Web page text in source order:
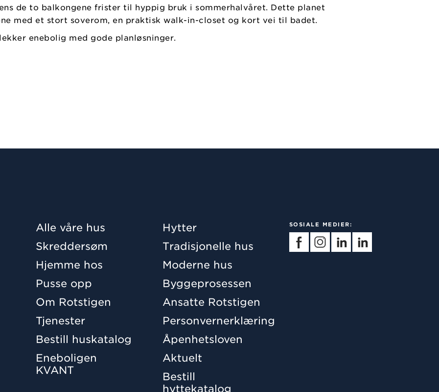
de to balkongene frister til hyppig bruk i sommerhalvåret. Dette planet
med et stort soverom, en praktisk walk-in-closet og kort vei til badet.
enebolig med gode planløsninger.
Alle våre hus
Hytter
Skreddersøm
Tradisjonelle hus
Hjemme hos
Moderne hus
Pusse opp
Byggeprosessen
Om Rotstigen
Ansatte Rotstigen
Tjenester
Personvernerklæring
Bestill huskatalog
Åpenhetsloven
Eneboligen
KVANT
Aktuelt
Bestill
hyttekatalog
SOSIALE MEDIER: